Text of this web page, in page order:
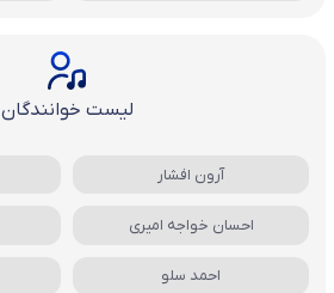
لیست خوانندگان
آرون افشار
احسان خواجه امیری
احمد سلو